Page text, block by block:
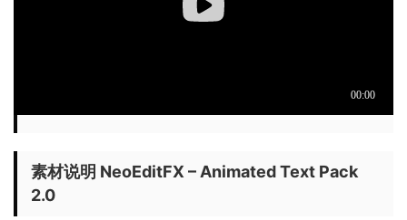
素材说明 NeoEditFX – Animated Text Pack
2.0